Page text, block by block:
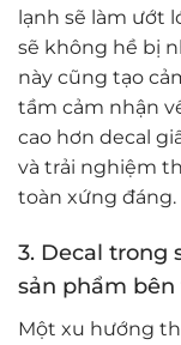
lạnh sẽ làm ướt
sẽ không hề bị
này cũng tạo
tầm cảm nhận
cao hơn decal
và trải nghiệm
toàn xứng đáng.
3. Decal trong
sản phẩm bên
Một xu hướng